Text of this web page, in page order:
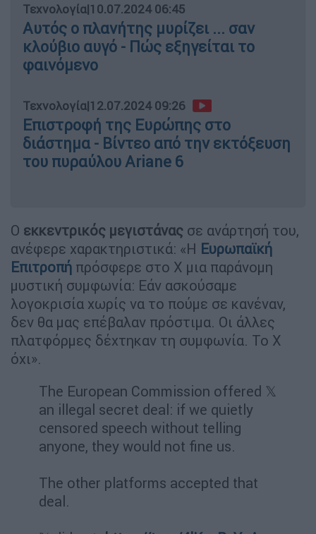
Τεχνολογία|10.07.2024 06:45
Αυτός ο πλανήτης μυρίζει ... σαν
κλούβιο αυγό - Πώς εξηγείται το
φαινόμενο
Τεχνολογία|12.07.2024 09:26
Επιστροφή της Ευρώπης στο
διάστημα - Βίντεο από την εκτόξευση
του πυραύλου Ariane 6
Ο εκκεντρικός μεγιστάνας σε ανάρτησή του,
ανέφερε χαρακτηριστικά: «Η Ευρωπαϊκή
Επιτροπή πρόσφερε στο Χ μια παράνομη
μυστική συμφωνία: Εάν ασκούσαμε
λογοκρισία χωρίς να το πούμε σε κανέναν,
δεν θα μας επέβαλαν πρόστιμα. Οι άλλες
πλατφόρμες δέχτηκαν τη συμφωνία. Το Χ
όχι».
The European Commission offered 𝕏
an illegal secret deal: if we quietly
censored speech without telling
anyone, they would not fine us.
The other platforms accepted that
deal.